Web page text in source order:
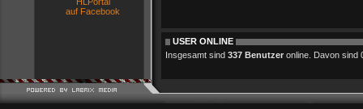
auf Facebook
USER ONLINE
Insgesamt sind 337 Benutzer online. Davon sind